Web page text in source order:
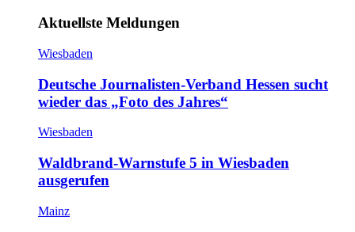
Aktuellste Meldungen
Wiesbaden
Deutsche Journalisten-Verband Hessen sucht
wieder das „Foto des Jahres“
Wiesbaden
Waldbrand-Warnstufe 5 in Wiesbaden
ausgerufen
Mainz